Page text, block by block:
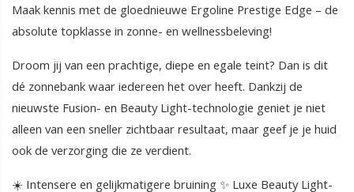
Maak kennis met de gloednieuwe Ergoline Prestige Edge – de
absolute topklasse in zonne- en wellnessbeleving!
Droom jij van een prachtige, diepe en egale teint? Dan is dit
dé zonnebank waar iedereen het over heeft. Dankzij de
nieuwste Fusion- en Beauty Light-technologie geniet je niet
alleen van een sneller zichtbaar resultaat, maar geef je je huid
ook de verzorging die ze verdient.
☀️ Intensere en gelijkmatigere bruining ✨ Luxe Beauty Light-